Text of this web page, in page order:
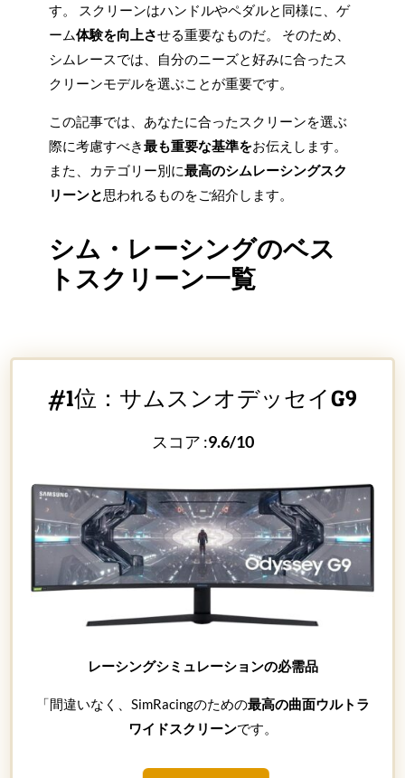
す。 スクリーンはハンドルやペダルと同様に、ゲ
ーム体験を向上させる重要なものだ。 そのため、
シムレースでは、自分のニーズと好みに合ったス
クリーンモデルを選ぶことが重要です。
この記事では、あなたに合ったスクリーンを選ぶ
際に考慮すべき最も重要な基準をお伝えします。
また、カテゴリー別に最高のシムレーシングスク
リーンと思われるものをご紹介します。
シム・レーシングのベス
トスクリーン一覧
#1位：サムスンオデッセイG9
スコア :9.6/10
レーシングシミュレーションの必需品
「間違いなく、SimRacingのための最高の曲面ウルトラ
ワイドスクリーンです。